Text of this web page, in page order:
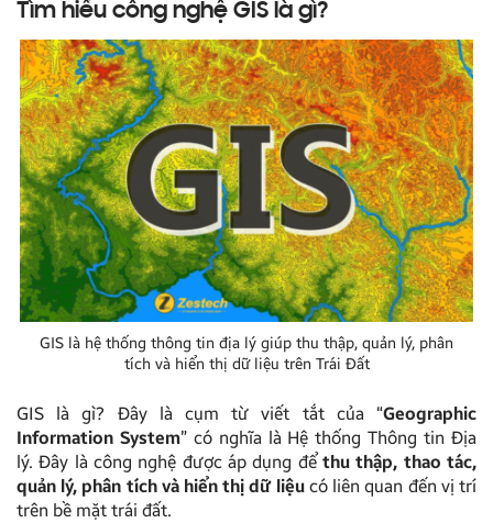
Tìm hiểu công nghệ GIS là gì?
GIS là hệ thống thông tin địa lý giúp thu thập, quản lý, phân
tích và hiển thị dữ liệu trên Trái Đất
GIS là gì? Đây là cụm từ viết tắt của “Geographic
Information System” có nghĩa là Hệ thống Thông tin Địa
lý. Đây là công nghệ được áp dụng đểthu thập, thao tác,
quản lý, phân tích và hiển thị dữ liệucó liên quan đến vị trí
trên bề mặt trái đất.